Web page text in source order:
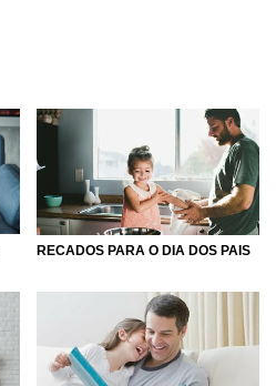
RECADOS PARA O DIA DOS PAIS